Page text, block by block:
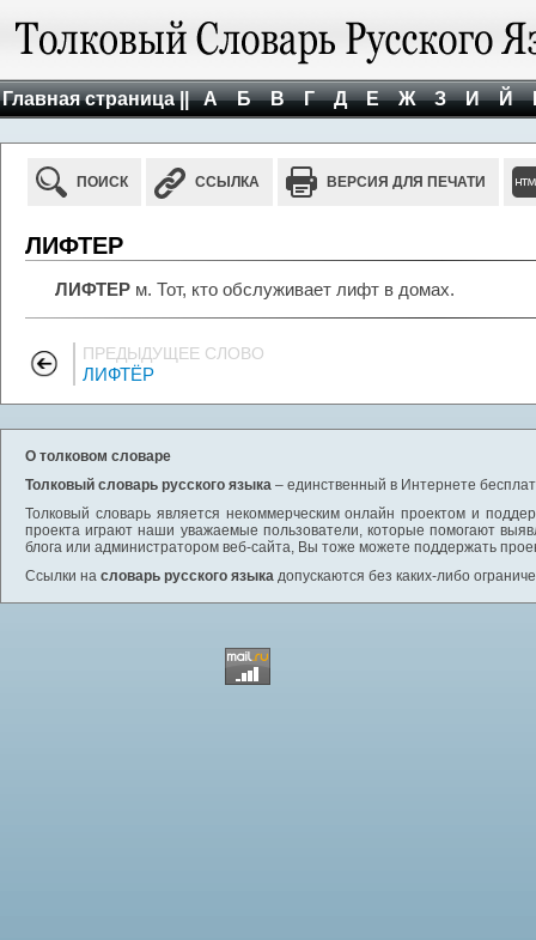
Главная страница || А Б В Г Д Е Ж З И Й
ПОИСК ССЫЛКА ВЕРСИЯ ДЛЯ ПЕЧАТИ
ЛИФТЕР
ЛИФТЕР м. Тот, кто обслуживает лифт в домах.
ПРЕДЫДУЩЕЕ СЛОВО
ЛИФТЁР
О толковом словаре
Толковый словарь русского языка – единственный в Интернете
Толковый словарь является некоммерческим онлайн проектом и
проекта играют наши уважаемые пользователи, которые помогают
блога или администратором веб-сайта, Вы тоже можете поддержать
Ссылки на словарь русского языка допускаются без каких-либо